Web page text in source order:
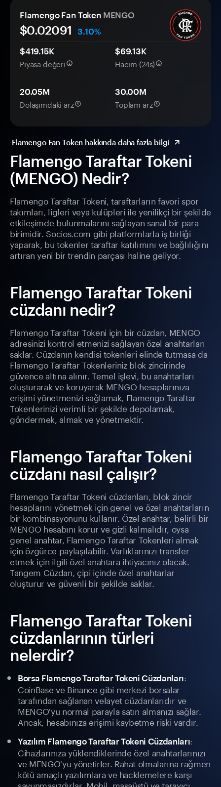
Flamengo Taraftar Tokeni
(MENGO) Nedir?
Flamengo Taraftar Tokeni, taraftarların favori spor
takımları, ligleri veya kulüpleri ile yenilikçi bir şekilde
etkileşimde bulunmalarını sağlayan sanal bir para
birimidir. Socios.com gibi platformlarla iş birliği
yaparak, bu tokenler taraftar katılımını ve bağlılığını
artıran yeni bir trendin parçası haline geliyor.
Flamengo Taraftar Tokeni
cüzdanı nedir?
Flamengo Taraftar Tokeni için bir cüzdan, MENGO
adresinizi kontrol etmenizi sağlayan özel anahtarları
saklar. Cüzdanın kendisi tokenleri elinde tutmasa da
Flamengo Taraftar Tokenleriniz blok zincirinde
güvence altına alınır. Temel işlevi, bu anahtarları
oluşturarak ve koruyarak MENGO hesaplarınıza
erişimi yönetmenizi sağlamak, Flamengo Taraftar
Tokenlerinizi verimli bir şekilde depolamak,
göndermek, almak ve yönetmektir.
Flamengo Taraftar Tokeni
cüzdanı nasıl çalışır?
Flamengo Taraftar Tokeni cüzdanları, blok zincir
hesaplarını yönetmek için genel ve özel anahtarların
bir kombinasyonunu kullanır. Özel anahtar, belirli bir
MENGO hesabını korur ve gizli kalmalıdır, oysa
genel anahtar, Flamengo Taraftar Tokenleri almak
için özgürce paylaşılabilir. Varlıklarınızı transfer
etmek için ilgili özel anahtara ihtiyacınız olacak.
Tangem Cüzdan, çipi içinde özel anahtarlar
oluşturur ve güvenli bir şekilde saklar.
Flamengo Taraftar Tokeni
cüzdanlarının türleri
nelerdir?
Borsa Flamengo Taraftar Tokeni Cüzdanları:
CoinBase ve Binance gibi merkezi borsalar
tarafından sağlanan velayet cüzdanlarıdır ve
MENGO'yu normal parayla satın almanızı sağlar.
Ancak, hesabınıza erişimi kaybetme riski vardır.
Yazılım Flamengo Taraftar Tokeni Cüzdanları:
Cihazlarınıza yüklendiklerinde özel anahtarlarınızı
ve MENGO'yu yönetirler. Rahat olmalarına rağmen
kötü amaçlı yazılımlara ve hacklemelere karşı
Flamengo Fan Token MENGO
$0.02091
3.10%
$419.15K
Piyasa değeri
$69.13K
Hacim (24s)
20.05M
Dolaşımdaki arz
30.00M
Toplam arz
Flamengo Fan Token hakkında daha fazla bilgi